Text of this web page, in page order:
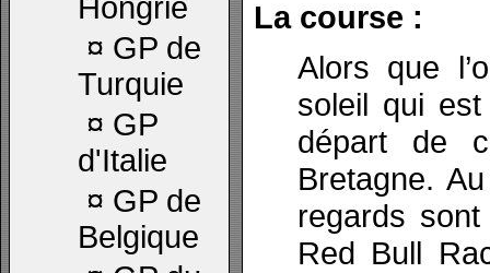
Hongrie
¤ GP de
Turquie
¤ GP
d'Italie
¤ GP de
Belgique
La course :
Alors que
soleil qui
départ de
Bretagne.
regards
Red Bull